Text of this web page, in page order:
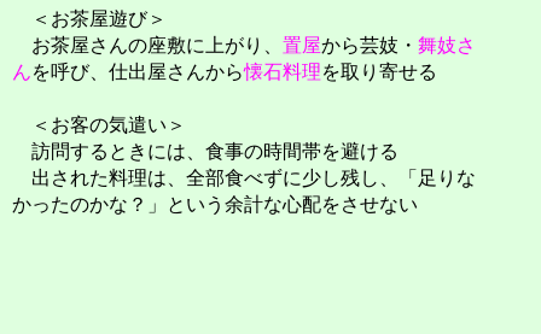
＜お茶屋遊び＞
お茶屋さんの座敷に上がり、 置屋から芸妓・ 舞妓さ
んを呼び、仕出屋さんから懐石料理を取り寄せる
＜お客の気遣い＞
訪問するときには、食事の時間帯を避ける
出された料理は、全部食べずに少し残し、「足りな
かったのかな？」という余計な心配をさせない